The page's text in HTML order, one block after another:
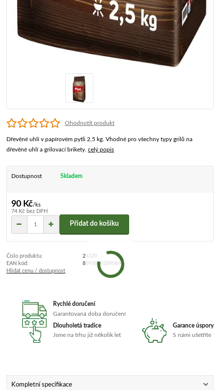
Ohodnotit produkt
Dřevěné uhlí v papírovém pytli 2,5 kg. Vhodné pro všechny typy grilů na
dřevěné uhlí a grilovací brikety.celý popis
Dostupnost Skladem
90 Kč/ks
74 Kč bez DPH
Přidat do košíku
Číslo produktu:
24329
EAN kód:
8595009289089
Hlídat cenu / dostupnost
Rychlé doručení
Garantovaná doba doručení
Dlouholetá tradice
Jsme na trhu již několik let
Garance úspory
S námi ušetříte
Kompletní specifikace